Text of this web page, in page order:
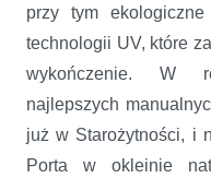
przy tym
technologii UV, które
wykończenie. W
najlepszych
już w Starożytności, i
Porta w okleinie